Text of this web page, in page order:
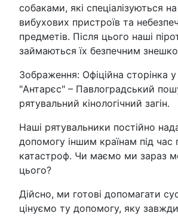
собаками, які спеціалізуються
вибухових пристроїв та
предметів. Після цього наші
займаються їх безпечним
Зображення: Офіційна сторінка
"Антарєс" – Павлоградський
рятувальний кінологічний загін.
Наші рятувальники постійно
допомогу іншим країнам під час
катастроф. Чи маємо ми зараз
цього?
Дійсно, ми готові допомагати
цінуємо ту допомогу, яку